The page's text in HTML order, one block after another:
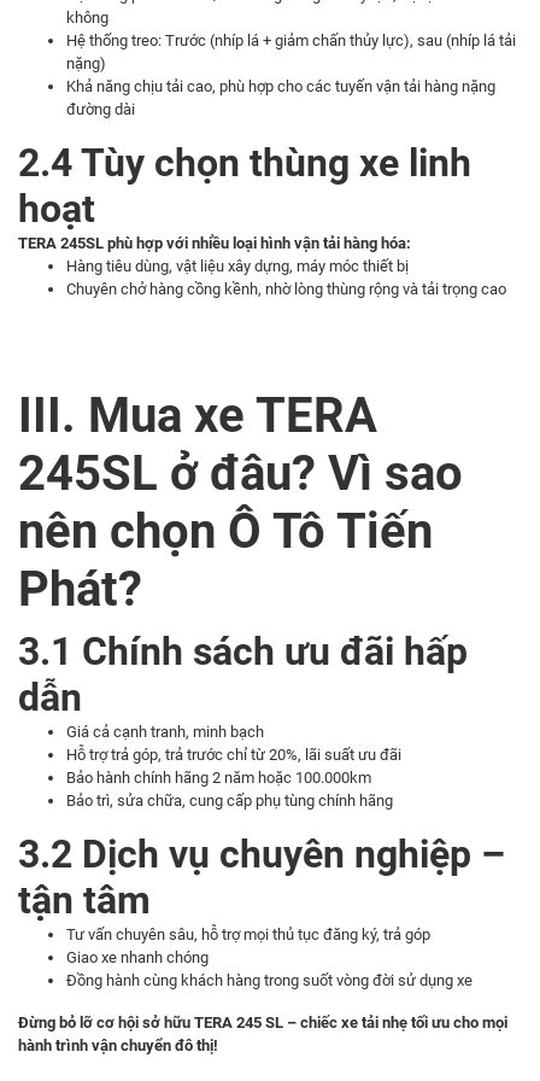
không
Hệ thống treo: Trước (nhíp lá + giảm chấn thủy lực), sau (nhíp lá tải
nặng)
Khả năng chịu tải cao, phù hợp cho các tuyến vận tải hàng nặng
đường dài
2.4 Tùy chọn thùng xe linh
hoạt
TERA 245SL phù hợp với nhiều loại hình vận tải hàng hóa:
Hàng tiêu dùng, vật liệu xây dựng, máy móc thiết bị
Chuyên chở hàng cồng kềnh, nhờ lòng thùng rộng và tải trọng cao
III. Mua xe TERA
245SL ở đâu? Vì sao
nên chọn Ô Tô Tiến
Phát?
3.1 Chính sách ưu đãi hấp
dẫn
Giá cả cạnh tranh, minh bạch
Hỗ trợ trả góp, trả trước chỉ từ 20%, lãi suất ưu đãi
Bảo hành chính hãng 2 năm hoặc 100.000km
Bảo trì, sửa chữa, cung cấp phụ tùng chính hãng
3.2 Dịch vụ chuyên nghiệp –
tận tâm
Tư vấn chuyên sâu, hỗ trợ mọi thủ tục đăng ký, trả góp
Giao xe nhanh chóng
Đồng hành cùng khách hàng trong suốt vòng đời sử dụng xe
Đừng bỏ lỡ cơ hội sở hữu TERA 245 SL – chiếc xe tải nhẹ tối ưu cho mọi
hành trình vận chuyển đô thị!